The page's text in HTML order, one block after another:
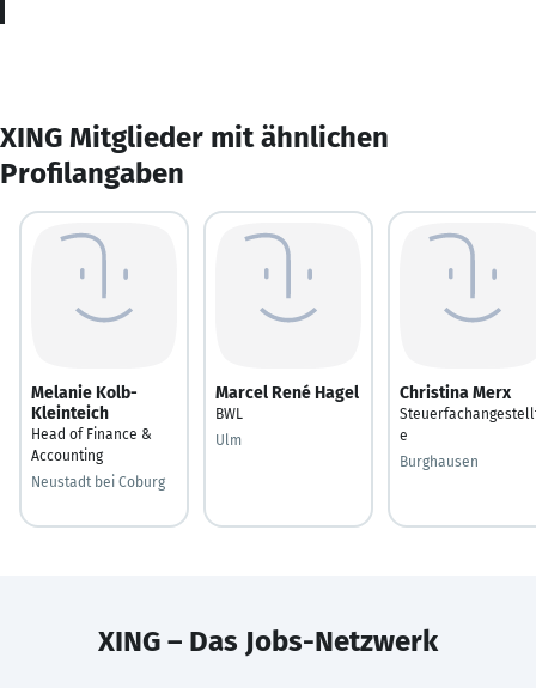
XING Mitglieder mit ähnlichen
Profilangaben
Melanie Kolb-
Kleinteich
Head of Finance &
Accounting
Neustadt bei Coburg
Marcel René Hagel
BWL
Ulm
Christina Merx
e
Burghausen
XING – Das Jobs-Netzwerk